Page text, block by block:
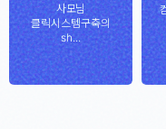
사모님
클릭시스템구축의
sh...